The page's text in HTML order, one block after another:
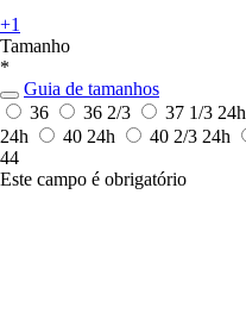
+1
Tamanho
*
Guia de tamanhos
36
36 2/3 37 1/3 24h
24h
40 24h 40 2/3 24h
44
Este campo é obrigatório